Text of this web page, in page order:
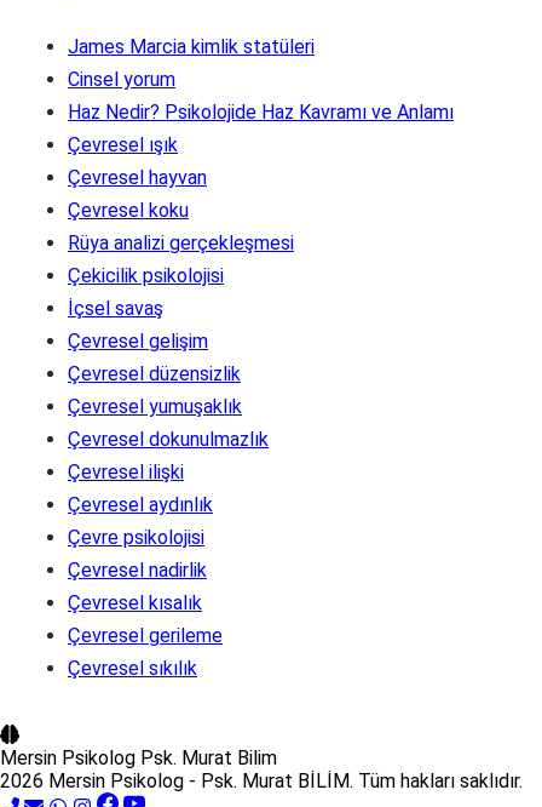
James Marcia kimlik statüleri
Cinsel yorum
Haz Nedir? Psikolojide Haz Kavramı ve Anlamı
Çevresel ışık
Çevresel hayvan
Çevresel koku
Rüya analizi gerçekleşmesi
Çekicilik psikolojisi
İçsel savaş
Çevresel gelişim
Çevresel düzensizlik
Çevresel yumuşaklık
Çevresel dokunulmazlık
Çevresel ilişki
Çevresel aydınlık
Çevre psikolojisi
Çevresel nadirlik
Çevresel kısalık
Çevresel gerileme
Çevresel sıkılık
Mersin Psikolog Psk. Murat Bilim
2026 Mersin Psikolog - Psk. Murat BİLİM. Tüm hakları saklıdır.